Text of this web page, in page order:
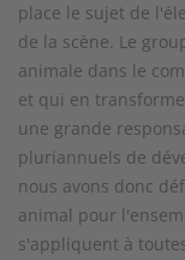
place le sujet de
de la scène. Le
animale dans le
et qui en
une grande
pluriannuels de
nous avons donc
animal pour
s'appliquent à